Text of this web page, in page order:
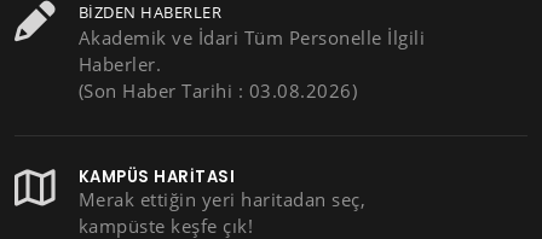
BIZDEN HABERLER
Akademik ve İdari Tüm Personelle İlgili
Haberler.
(Son Haber Tarihi : 03.08.2026)
KAMPÜS HARITASI
Merak ettiğin yeri haritadan seç,
kampüste keşfe çık!